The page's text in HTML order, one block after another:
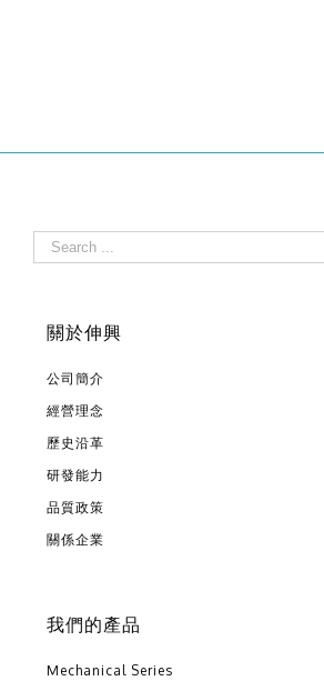
關於伸興
公司簡介
經營理念
歷史沿革
研發能力
品質政策
關係企業
我們的產品
Mechanical Series